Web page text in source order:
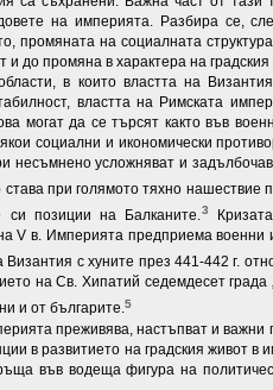
на империята. Разбира се,
промяната на социалната
до промяна в характера на
в които властта на
властта на Римската
могат да се търсят както във
социални и икономически
несъмнено усложняват и
при голямото тяхно нашествие
си позиции на Балканите.3
V в. Империята предприема военни
с хуните през 441-442 г.
на Св. Хипатий седемдесет града
и от българите.5
преживява, настъпват и
в развитието на градския живот в
във водеща фигура на